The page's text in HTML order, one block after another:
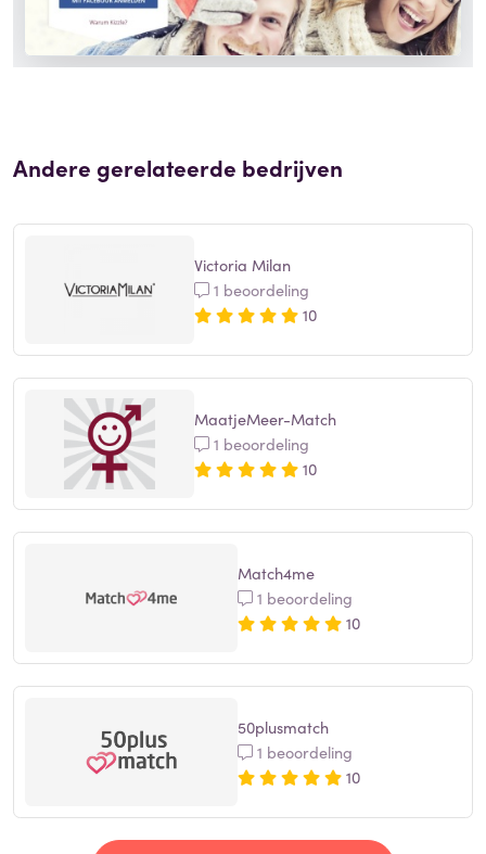
Andere gerelateerde bedrijven
Victoria Milan
1 beoordeling
10
MaatjeMeer-Match
1 beoordeling
10
Match4me
1 beoordeling
10
50plusmatch
1 beoordeling
10